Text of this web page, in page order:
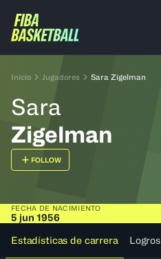
Inicio Jugadores Sara Zigelman
Sara
Zigelman
FOLLOW
FECHA DE NACIMIENTO
5 jun 1956
Estadísticas de carrera
Logros